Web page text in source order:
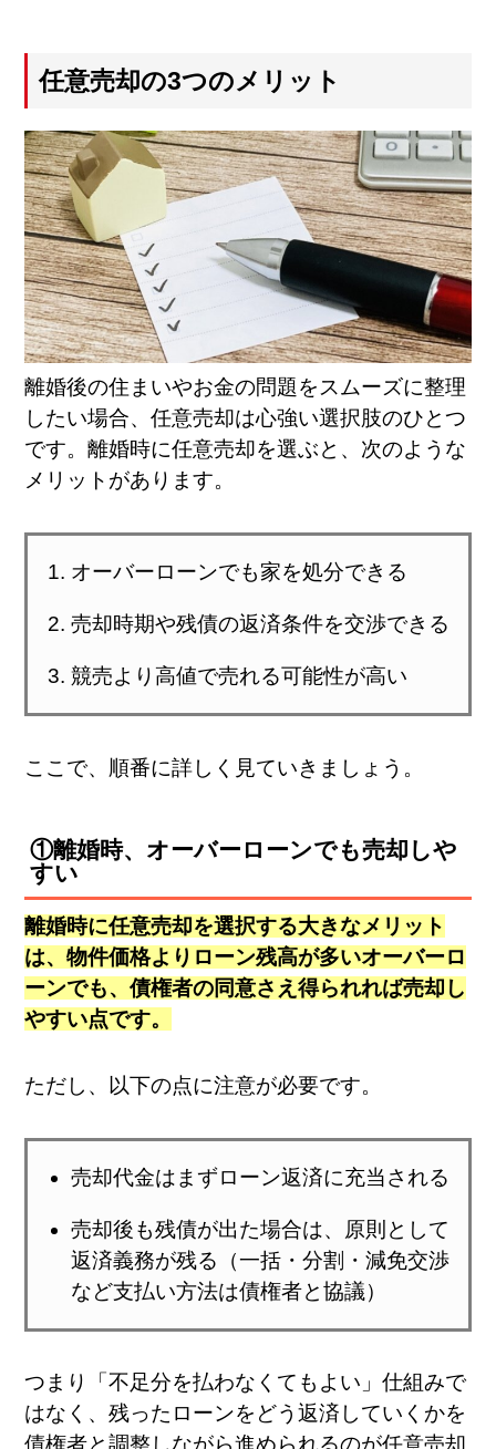
任意売却の3つのメリット
離婚後の住まいやお金の問題をスムーズに整理
したい場合、任意売却は心強い選択肢のひとつ
です。離婚時に任意売却を選ぶと、次のような
メリットがあります。
オーバーローンでも家を処分できる
売却時期や残債の返済条件を交渉できる
競売より高値で売れる可能性が高い
ここで、順番に詳しく見ていきましょう。
①離婚時、オーバーローンでも売却しや
すい
離婚時に任意売却を選択する大きなメリット
は、物件価格よりローン残高が多いオーバーロ
ーンでも、債権者の同意さえ得られれば売却し
やすい点です。
ただし、以下の点に注意が必要です。
売却代金はまずローン返済に充当される
売却後も残債が出た場合は、原則として
返済義務が残る（一括・分割・減免交渉
など支払い方法は債権者と協議）
つまり「不足分を払わなくてもよい」仕組みで
はなく、残ったローンをどう返済していくかを